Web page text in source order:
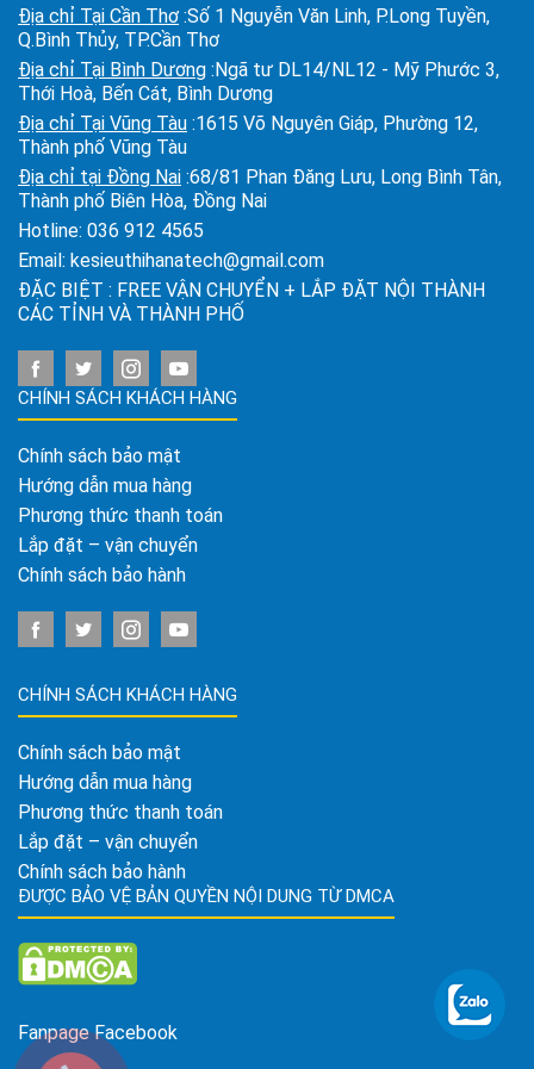
Địa chỉ Tại Cần Thơ :Số 1 Nguyễn Văn Linh, P.Long Tuyền,
Q.Bình Thủy, TP.Cần Thơ
Địa chỉ Tại Bình Dương :Ngã tư DL14/NL12 - Mỹ Phước 3,
Thới Hoà, Bến Cát, Bình Dương
Địa chỉ Tại Vũng Tàu :1615 Võ Nguyên Giáp, Phường 12,
Thành phố Vũng Tàu
Địa chỉ tại Đồng Nai :68/81 Phan Đăng Lưu, Long Bình Tân,
Thành phố Biên Hòa, Đồng Nai
Hotline: 036 912 4565
Email: kesieuthihanatech@gmail.com
ĐẶC BIỆT : FREE VẬN CHUYỂN + LẮP ĐẶT NỘI THÀNH
CÁC TỈNH VÀ THÀNH PHỐ
CHÍNH SÁCH KHÁCH HÀNG
Chính sách bảo mật
Hướng dẫn mua hàng
Phương thức thanh toán
Lắp đặt – vận chuyển
Chính sách bảo hành
CHÍNH SÁCH KHÁCH HÀNG
Chính sách bảo mật
Hướng dẫn mua hàng
Phương thức thanh toán
Lắp đặt – vận chuyển
Chính sách bảo hành
ĐƯỢC BẢO VỆ BẢN QUYỀN NỘI DUNG TỪ DMCA
Fanpage Facebook